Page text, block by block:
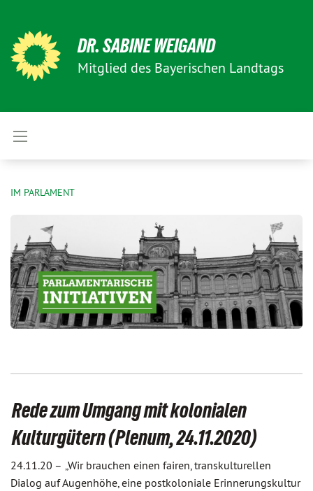
DR. SABINE WEIGAND
Mitglied des Bayerischen Landtags
IM PARLAMENT
Rede zum Umgang mit kolonialen
Kulturgütern (Plenum, 24.11.2020)
24.11.20 – „Wir brauchen einen fairen, transkulturellen
Dialog auf Augenhöhe, eine postkoloniale Erinnerungskultur